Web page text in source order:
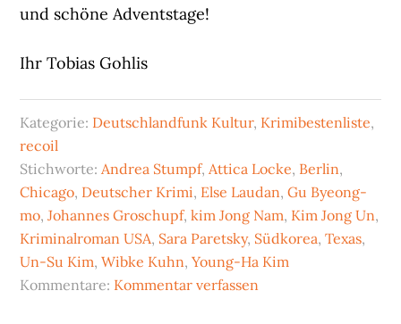
und schöne Adventstage!
Ihr Tobias Gohlis
Kategorie: Deutschlandfunk Kultur, Krimibestenliste,
recoil
Stichworte:Andrea Stumpf,Attica Locke, Berlin,
Chicago, Deutscher Krimi, Else Laudan,Gu Byeong-
mo,Johannes Groschupf,kim Jong Nam, Kim Jong Un,
Kriminalroman USA, Sara Paretsky, Südkorea,Texas,
Un-Su Kim,Wibke Kuhn,Young-Ha Kim
Kommentare: Kommentar verfassen